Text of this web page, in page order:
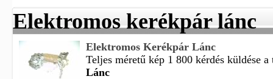
Elektromos kerékpár lánc
Elektromos Kerékpár Lánc
Teljes méretű kép 1 800 kérdés küldése
Lánc